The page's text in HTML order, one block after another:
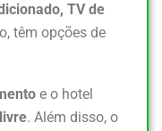
TV de
têm opções de
e o hotel
. Além disso, o